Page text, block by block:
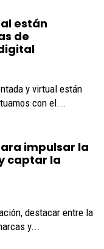
están
de
y virtual están
con el...
impulsar la
captar la
destacar entre la
y...